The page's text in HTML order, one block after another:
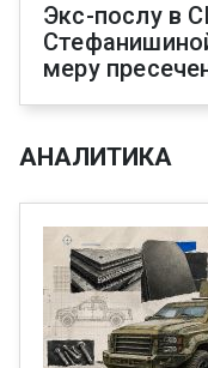
Экс-послу в
меру
АНАЛИТИКА